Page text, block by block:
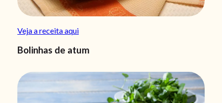
Veja a receita aqui
Bolinhas de atum